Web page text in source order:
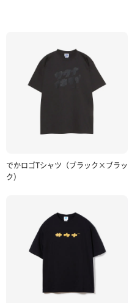
でかロゴTシャツ（ブラック×ブラッ
ク）